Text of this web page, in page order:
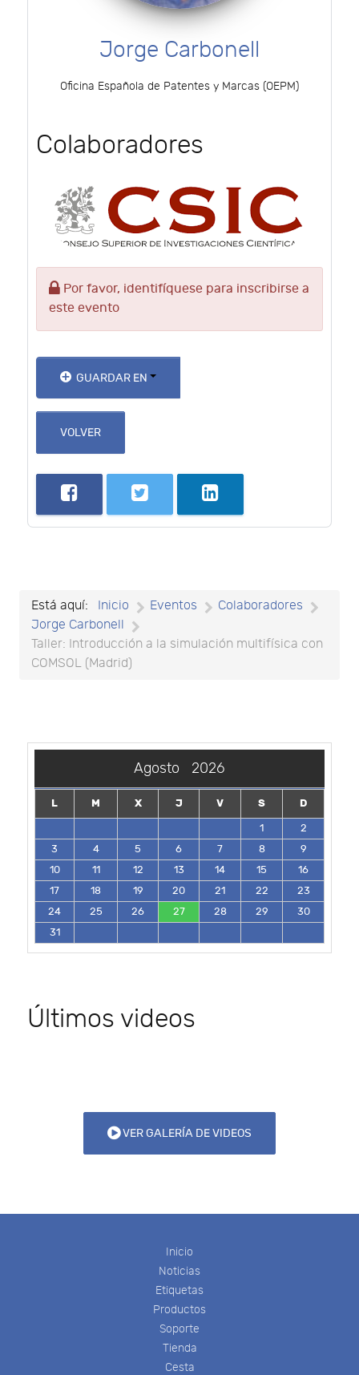
Jorge Carbonell
Oficina Española de Patentes y Marcas (OEPM)
Colaboradores
Por favor, identifíquese para inscribirse a
este evento
GUARDAR EN
VOLVER
Está aquí: Inicio Eventos
Colaboradores
Jorge Carbonell
Taller: Introducción a la simulación multifísica con
COMSOL (Madrid)
Agosto 2026
L M X J V S
D
1
2
3
4 5 6 7 8
9
10
11 12 13 14 15
16
17
18 19 20 21 22
23
24
25 26 27 28 29
30
31
Últimos videos
VER GALERÍA DE VIDEOS
Inicio
Noticias
Etiquetas
Productos
Soporte
Tienda
Cesta